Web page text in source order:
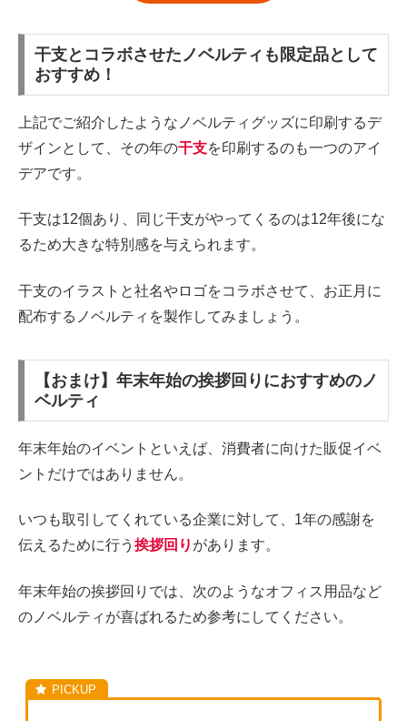
干支とコラボさせたノベルティも限定品として
おすすめ！
上記でご紹介したようなノベルティグッズに印刷するデ
ザインとして、その年の干支を印刷するのも一つのアイ
デアです。
干支は12個あり、同じ干支がやってくるのは12年後にな
るため大きな特別感を与えられます。
干支のイラストと社名やロゴをコラボさせて、お正月に
配布するノベルティを製作してみましょう。
【おまけ】年末年始の挨拶回りにおすすめのノ
ベルティ
年末年始のイベントといえば、消費者に向けた販促イベ
ントだけではありません。
いつも取引してくれている企業に対して、1年の感謝を
伝えるために行う 挨拶回り があります。
年末年始の挨拶回りでは、次のようなオフィス用品など
のノベルティが喜ばれるため参考にしてください。